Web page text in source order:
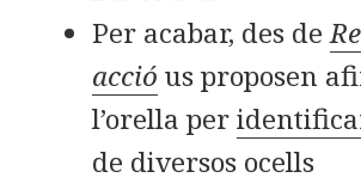
Per acabar, des de
acció us proposen
l’orella per
de diversos ocells